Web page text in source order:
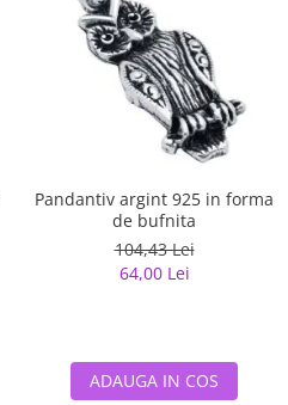
Pandantiv argint 925 in forma
de bufnita
104,43 Lei
64,00 Lei
ADAUGA IN COS